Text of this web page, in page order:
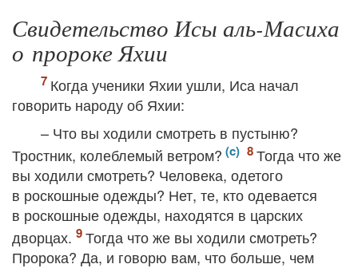
Свидетельство Исы аль-Масиха
о пророке Яхии
Когда ученики Яхии ушли, Иса начал
говорить народу об Яхии:
– Что вы ходили смотреть в пустыню?
Тростник, колеблемый ветром?
Тогда что же
вы ходили смотреть? Человека, одетого
в роскошные одежды? Нет, те, кто одевается
в роскошные одежды, находятся в царских
дворцах.
Тогда что же вы ходили смотреть?
Пророка? Да, и говорю вам, что больше, чем